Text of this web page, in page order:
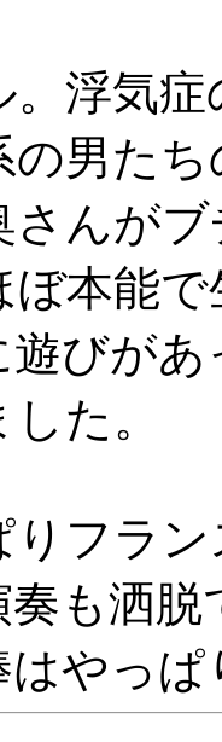
浮気
の男た
さんが
ぼ本能
びが
た。
りフラ
奏も洒
やっぱ